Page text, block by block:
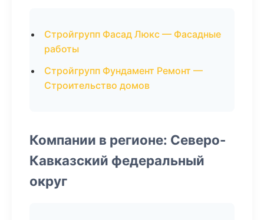
Стройгрупп Фасад Люкс — Фасадные
работы
Стройгрупп Фундамент Ремонт —
Строительство домов
Компании в регионе: Северо-
Кавказский федеральный
округ